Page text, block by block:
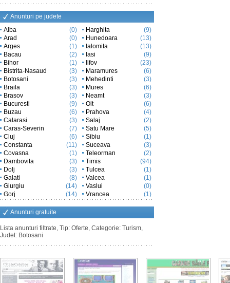
Anunturi pe judete
Alba
(0)
Arad
(0)
Arges
(1)
Bacau
(2)
Bihor
(1)
Bistrita-Nasaud
(3)
Botosani
(3)
Braila
(3)
Brasov
(3)
Bucuresti
(9)
Buzau
(6)
Calarasi
(3)
Caras-Severin
(7)
Cluj
(6)
Constanta
(11)
Covasna
(1)
Dambovita
(3)
Dolj
(3)
Galati
(8)
Giurgiu
(14)
Gorj
(14)
Harghita
(9)
Hunedoara
(13)
Ialomita
(13)
Iasi
(9)
Ilfov
(23)
Maramures
(6)
Mehedinti
(3)
Mures
(6)
Neamt
(3)
Olt
(6)
Prahova
(4)
Salaj
(2)
Satu Mare
(5)
Sibiu
(1)
Suceava
(3)
Teleorman
(2)
Timis
(94)
Tulcea
(1)
Valcea
(1)
Vaslui
(0)
Vrancea
(1)
Anunturi gratuite
Lista anunturi filtrate, Tip: Oferte, Categorie: Turism,
Judet: Botosani